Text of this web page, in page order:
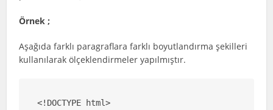
Örnek ;
Aşağıda farklı paragraflara farklı boyutlandırma şekilleri
kullanılarak ölçeklendirmeler yapılmıştır.
<!DOCTYPE html>